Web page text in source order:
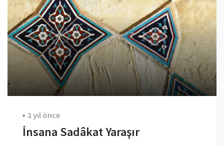
2 yıl önce
İnsana Sadâkat Yaraşır